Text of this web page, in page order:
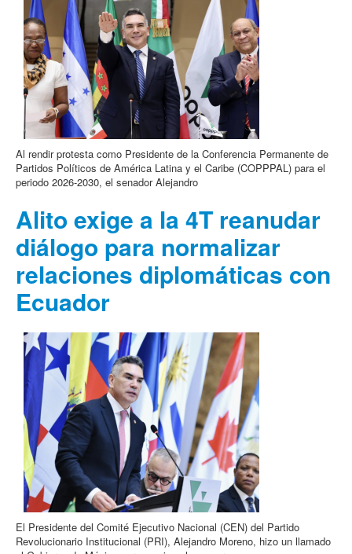
Al rendir protesta como Presidente de la Conferencia Permanente de
Partidos Políticos de América Latina y el Caribe (COPPPAL) para el
periodo 2026-2030, el senador Alejandro
Alito exige a la 4T reanudar
diálogo para normalizar
relaciones diplomáticas con
Ecuador
El Presidente del Comité Ejecutivo Nacional (CEN) del Partido
Revolucionario Institucional (PRI), Alejandro Moreno, hizo un llamado